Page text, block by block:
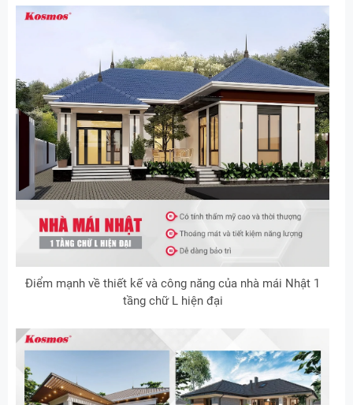
Điểm mạnh về thiết kế và công năng của nhà mái Nhật 1
tầng chữ L hiện đại